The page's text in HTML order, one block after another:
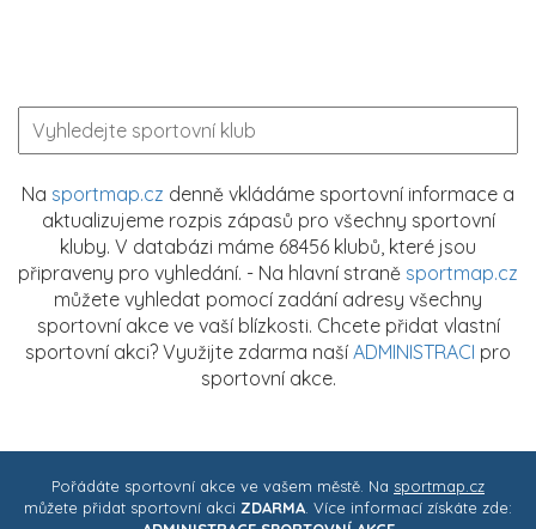
Na sportmap.cz denně vkládáme sportovní informace a
aktualizujeme rozpis zápasů pro všechny sportovní
kluby. V databázi máme 68456 klubů, které jsou
připraveny pro vyhledání. - Na hlavní straně sportmap.cz
můžete vyhledat pomocí zadání adresy všechny
sportovní akce ve vaší blízkosti. Chcete přidat vlastní
sportovní akci? Využijte zdarma naší ADMINISTRACI pro
sportovní akce.
Pořádáte sportovní akce ve vašem městě. Na sportmap.cz
můžete přidat sportovní akci ZDARMA . Více informací získáte zde: